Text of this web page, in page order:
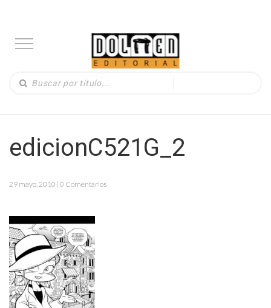
edicionC521G_2
29 mayo, 2010 | 0 Comentarios